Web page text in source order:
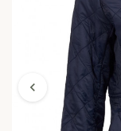
chevron_left